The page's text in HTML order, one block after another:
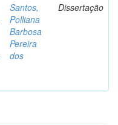
Santos,
Polliana
Barbosa
Pereira
dos
Dissertação